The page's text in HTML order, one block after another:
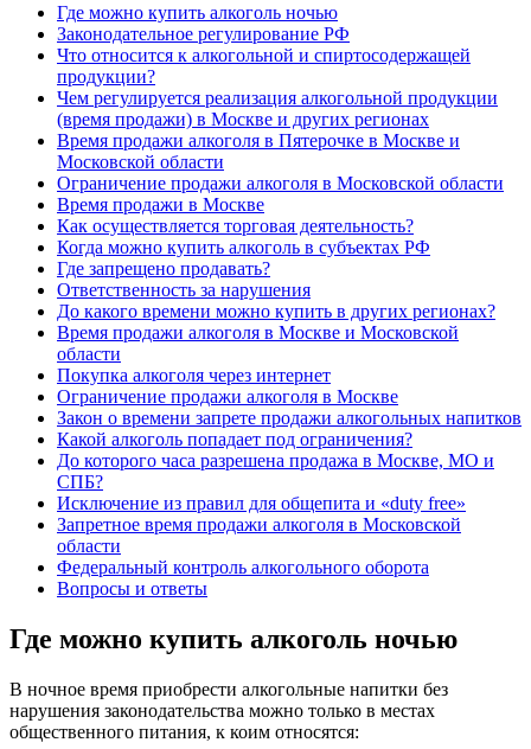
Где можно купить алкоголь ночью
Законодательное регулирование РФ
Что относится к алкогольной и спиртосодержащей
продукции?
Чем регулируется реализация алкогольной продукции
(время продажи) в Москве и других регионах
Время продажи алкоголя в Пятерочке в Москве и
Московской области
Ограничение продажи алкоголя в Московской области
Время продажи в Москве
Как осуществляется торговая деятельность?
Когда можно купить алкоголь в субъектах РФ
Где запрещено продавать?
Ответственность за нарушения
До какого времени можно купить в других регионах?
Время продажи алкоголя в Москве и Московской
области
Покупка алкоголя через интернет
Ограничение продажи алкоголя в Москве
Закон о времени запрете продажи алкогольных напитков
Какой алкоголь попадает под ограничения?
До которого часа разрешена продажа в Москве, МО и
СПБ?
Исключение из правил для общепита и «duty free»
Запретное время продажи алкоголя в Московской
области
Федеральный контроль алкогольного оборота
Вопросы и ответы
Где можно купить алкоголь ночью
В ночное время приобрести алкогольные напитки без
нарушения законодательства можно только в местах
общественного питания, к коим относятся: